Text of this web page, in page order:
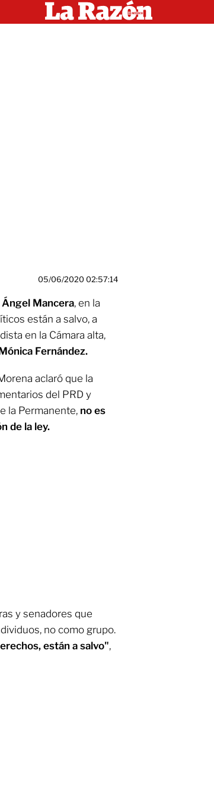
05/06/2020 02:57:14
Mancera, en la
están a salvo, a
en la Cámara alta,
Fernández.
aclaró que la
del PRD y
la Permanente, no es
de la ley.
y senadores que
no como grupo.
están a salvo",